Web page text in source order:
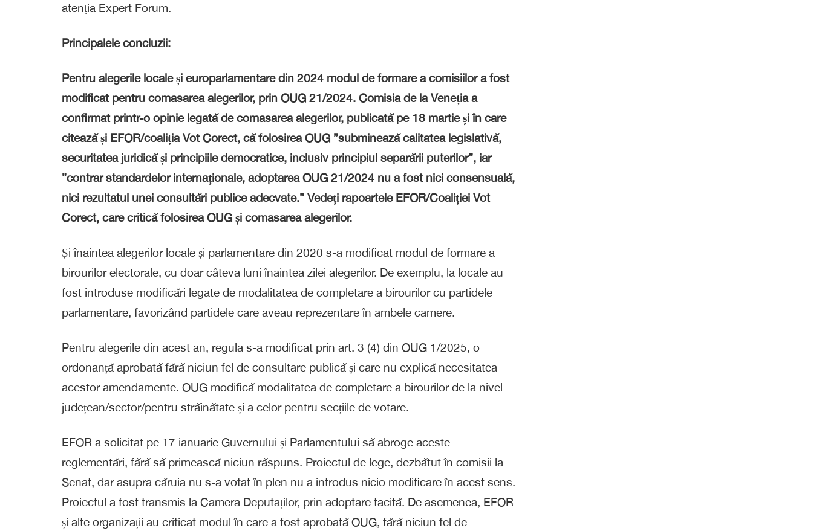
atenția Expert Forum.
Principalele concluzii:
Pentru alegerile locale și europarlamentare din 2024 modul de formare a comisiilor a fost
modificat pentru comasarea alegerilor, prin OUG 21/2024. Comisia de la Veneția a
confirmat printr-o opinie legată de comasarea alegerilor, publicată pe 18 martie și în care
citează și EFOR/coaliția Vot Corect, că folosirea OUG ”subminează calitatea legislativă,
securitatea juridică și principiile democratice, inclusiv principiul separării puterilor”, iar
”contrar standardelor internaționale, adoptarea OUG 21/2024 nu a fost nici consensuală,
nici rezultatul unei consultări publice adecvate.” Vedeți rapoartele EFOR/Coaliției Vot
Corect, care critică folosirea OUG și comasarea alegerilor.
Și înaintea alegerilor locale și parlamentare din 2020 s-a modificat modul de formare a
birourilor electorale, cu doar câteva luni înaintea zilei alegerilor. De exemplu, la locale au
fost introduse modificări legate de modalitatea de completare a birourilor cu partidele
parlamentare, favorizând partidele care aveau reprezentare în ambele camere.
Pentru alegerile din acest an, regula s-a modificat prin art. 3 (4) din OUG 1/2025, o
ordonanță aprobată fără niciun fel de consultare publică și care nu explică necesitatea
acestor amendamente. OUG modifică modalitatea de completare a birourilor de la nivel
județean/sector/pentru străinătate și a celor pentru secțiile de votare.
EFOR a solicitat pe 17 ianuarie Guvernului și Parlamentului să abroge aceste
reglementări, fără să primească niciun răspuns. Proiectul de lege, dezbătut în comisii la
Senat, dar asupra căruia nu s-a votat în plen nu a introdus nicio modificare în acest sens.
Proiectul a fost transmis la Camera Deputaților, prin adoptare tacită. De asemenea, EFOR
și alte organizații au criticat modul în care a fost aprobată OUG, fără niciun fel de